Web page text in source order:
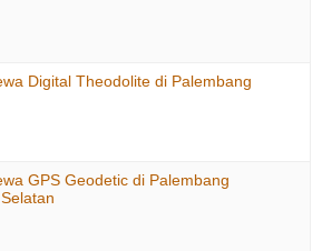
Digital Theodolite di Palembang
GPS Geodetic di Palembang